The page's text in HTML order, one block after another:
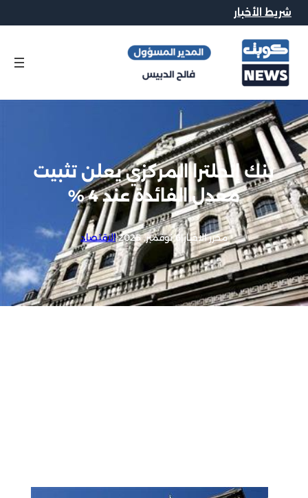
شريط الأخبار
بنك إنجلترا المركزي يعلن تثبيت
معدل الفائدة عند 4 %
محرر الاخبار| 6 نوفمبر, 2025 |الاقتصاد